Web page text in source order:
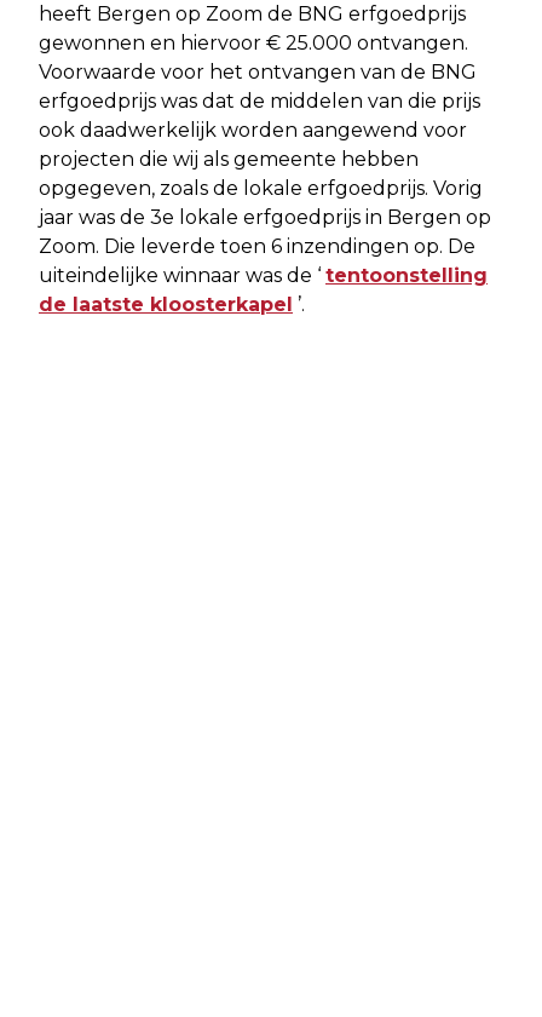
heeft Bergen op Zoom de BNG erfgoedprijs
gewonnen en hiervoor € 25.000 ontvangen.
Voorwaarde voor het ontvangen van de BNG
erfgoedprijs was dat de middelen van die prijs
ook daadwerkelijk worden aangewend voor
projecten die wij als gemeente hebben
opgegeven, zoals de lokale erfgoedprijs. Vorig
jaar was de 3e lokale erfgoedprijs in Bergen op
Zoom. Die leverde toen 6 inzendingen op. De
uiteindelijke winnaar was de ‘ tentoonstelling
de laatste kloosterkapel ’.